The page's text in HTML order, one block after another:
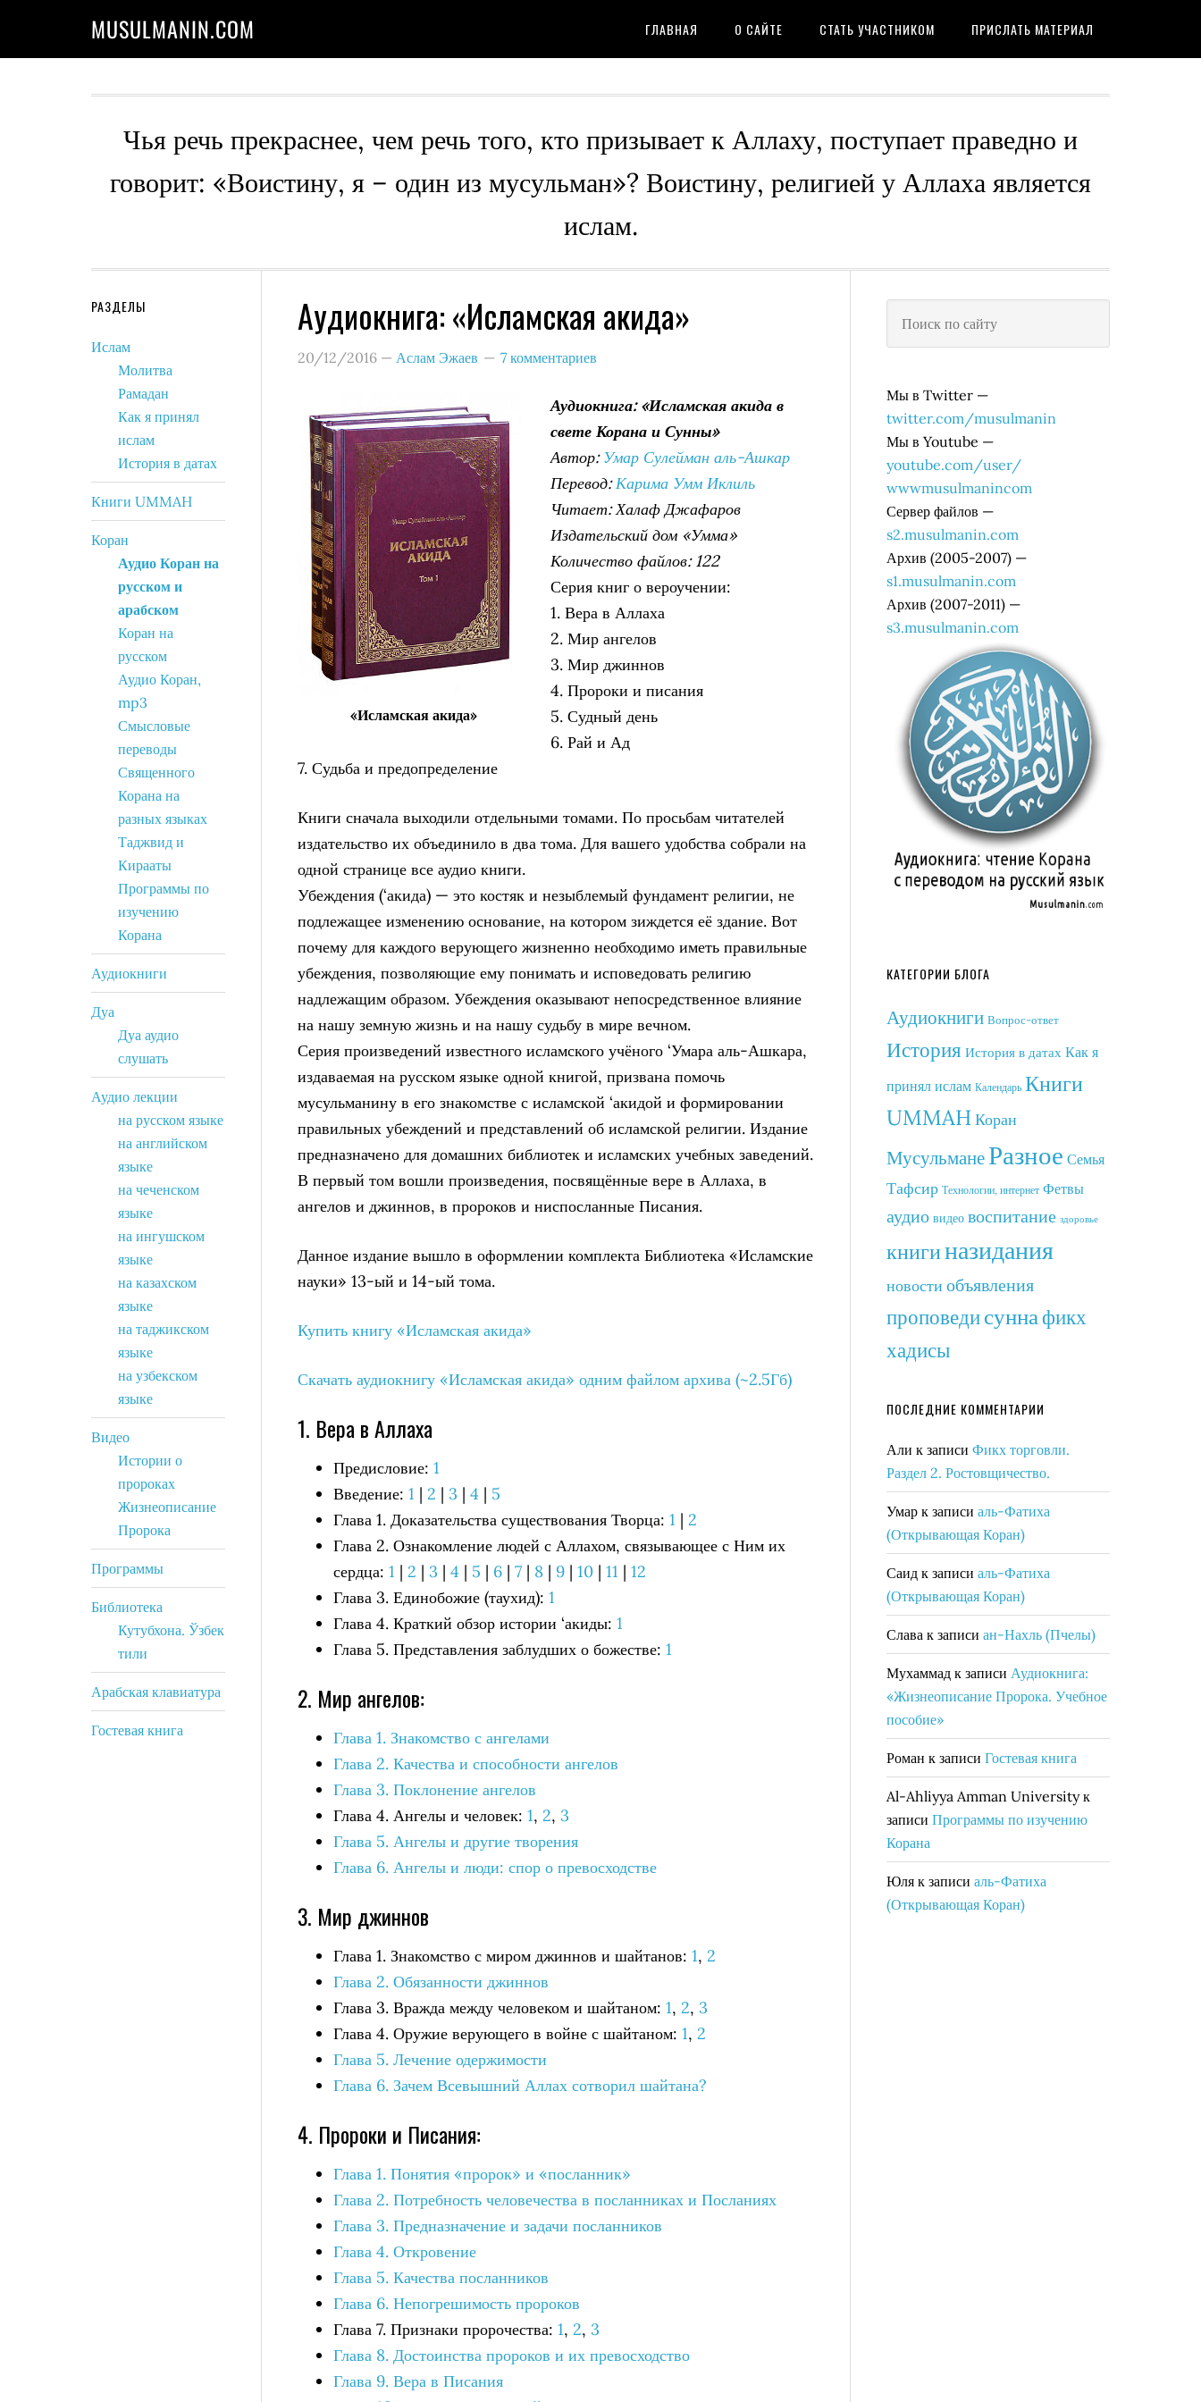
MUSULMANIN.COM ГЛАВНАЯ О САЙТЕ СТАТЬ УЧАСТНИКОМ ПРИСЛАТЬ МАТЕРИАЛ
Чья речь прекраснее, чем речь того, кто призывает к Аллаху, поступает праведно и
говорит: «Воистину, я – один из мусульман»? Воистину, религией у Аллаха является
ислам.
Аудиокнига: «Исламская акида»
20/12/2016 — Аслам Эжаев 7 комментариев
«Исламская акида»
Аудиокнига: «Исламская акида в
свете Корана и Сунны»
Автор:Умар Сулейман аль-Ашкар
Перевод:Карима Умм Иклиль
Читает: Халаф Джафаров
Издательский дом «Умма»
Количество файлов: 122
Серия книг о вероучении:
1. Вера в Аллаха
2. Мир ангелов
3. Мир джиннов
4. Пророки и писания
5. Судный день
6. Рай и Ад
7. Судьба и предопределение
Книги сначала выходили отдельными томами. По просьбам читателей
издательство их объединило в два тома. Для вашего удобства собрали на
одной странице все аудио книги.
Убеждения (‘акида) — это костяк и незыблемый фундамент религии, не
подлежащее изменению основание, на котором зиждется её здание. Вот
почему для каждого верующего жизненно необходимо иметь правильные
убеждения, позволяющие ему понимать и исповедовать религию
надлежащим образом. Убеждения оказывают непосредственное влияние
на нашу земную жизнь и на нашу судьбу в мире вечном.
Серия произведений известного исламского учёного ‘Умара аль-Ашкара,
издаваемая на русском языке одной книгой, призвана помочь
мусульманину в его знакомстве с исламской ‘акидой и формировании
правильных убеждений и представлений об исламской религии. Издание
предназначено для домашних библиотек и исламских учебных заведений.
В первый том вошли произведения, посвящённые вере в Аллаха, в
ангелов и джиннов, в пророков и ниспосланные Писания.
Данное издание вышло в оформлении комплекта Библиотека «Исламские
науки» 13-ый и 14-ый тома.
Купить книгу «Исламская акида»
Скачать аудиокнигу «Исламская акида» одним файлом архива (~2.5Гб)
1. Вера в Аллаха
Предисловие: 1
Введение: 1 | 2 | 3 | 4 | 5
Глава 1. Доказательства существования Творца: 1 | 2
Глава 2. Ознакомление людей с Аллахом, связывающее с Ним их
сердца: 1 | 2 | 3 | 4 | 5 | 6 | 7 | 8 | 9 | 10 | 11 | 12
Глава 3. Единобожие (таухид): 1
Глава 4. Краткий обзор истории ‘акиды: 1
Глава 5. Представления заблудших о божестве: 1
2. Мир ангелов:
Глава 1. Знакомство с ангелами
Глава 2. Качества и способности ангелов
Глава 3. Поклонение ангелов
Глава 4. Ангелы и человек: 1, 2, 3
Глава 5. Ангелы и другие творения
Глава 6. Ангелы и люди: спор о превосходстве
3. Мир джиннов
Глава 1. Знакомство с миром джиннов и шайтанов: 1, 2
Глава 2. Обязанности джиннов
Глава 3. Вражда между человеком и шайтаном: 1, 2, 3
Глава 4. Оружие верующего в войне с шайтаном: 1, 2
Глава 5. Лечение одержимости
Глава 6. Зачем Всевышний Аллах сотворил шайтана?
4. Пророки и Писания:
Глава 1. Понятия «пророк» и «посланник»
Глава 2. Потребность человечества в посланниках и Посланиях
Глава 3. Предназначение и задачи посланников
Глава 4. Откровение
Глава 5. Качества посланников
Глава 6. Непогрешимость пророков
Глава 7. Признаки пророчества: 1, 2, 3
Глава 8. Достоинства пророков и их превосходство
Глава 9. Вера в Писания
Мы в Twitter —
twitter.com/musulmanin
Мы в Youtube —
youtube.com/user/
wwwmusulmanincom
Сервер файлов —
s2.musulmanin.com
Архив (2005-2007) —
s1.musulmanin.com
Архив (2007-2011) —
s3.musulmanin.com
КАТЕГОРИИ БЛОГА
Аудиокниги Вопрос-ответ
История История в датах Как я
принял ислам Календарь Книги
UMMAH Коран
МусульманеРазное Семья
Тафсир Технологии, интернет Фетвы
аудио видео воспитание здоровье
книгиназидания
новости объявления
проповедисуннафикх
хадисы
ПОСЛЕДНИЕ КОММЕНТАРИИ
Али к записи Фикх торговли.
Раздел 2. Ростовщичество.
Умар к записи аль-Фатиха
(Открывающая Коран)
Саид к записи аль-Фатиха
(Открывающая Коран)
Слава к записи ан-Нахль (Пчелы)
Мухаммад к записи Аудиокнига:
«Жизнеописание Пророка. Учебное
пособие»
Роман к записи Гостевая книга
Al-Ahliyya Amman Universityк
записи Программы по изучению
Корана
Юля к записи аль-Фатиха
(Открывающая Коран)
РАЗДЕЛЫ
Ислам
Молитва
Рамадан
Как я принял
ислам
История в датах
Книги UMMAH
Коран
Аудио Коран на
русском и
арабском
Коран на
русском
Аудио Коран,
mp3
Смысловые
переводы
Священного
Корана на
разных языках
Таджвид и
Кирааты
Программы по
изучению
Корана
Аудиокниги
Дуа
Дуа аудио
слушать
Аудио лекции
на русском языке
на английском
языке
на чеченском
языке
на ингушском
языке
на казахском
языке
на таджикском
языке
на узбекском
языке
Видео
Истории о
пророках
Жизнеописание
Пророка
Программы
Библиотека
Кутубхона. Ўзбек
тили
Арабская клавиатура
Гостевая книга